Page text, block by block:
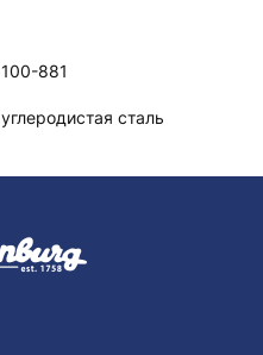
100-881
углеродистая сталь